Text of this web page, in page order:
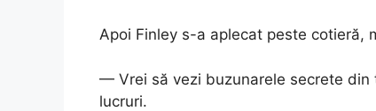
Apoi Finley s-a aplecat peste cotieră,
— Vrei să vezi buzunarele secrete din
lucruri.